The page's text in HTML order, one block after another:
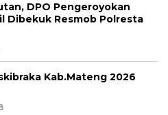
DPO Pengeroyokan
Dibekuk Resmob Polresta
Kab.Mateng 2026